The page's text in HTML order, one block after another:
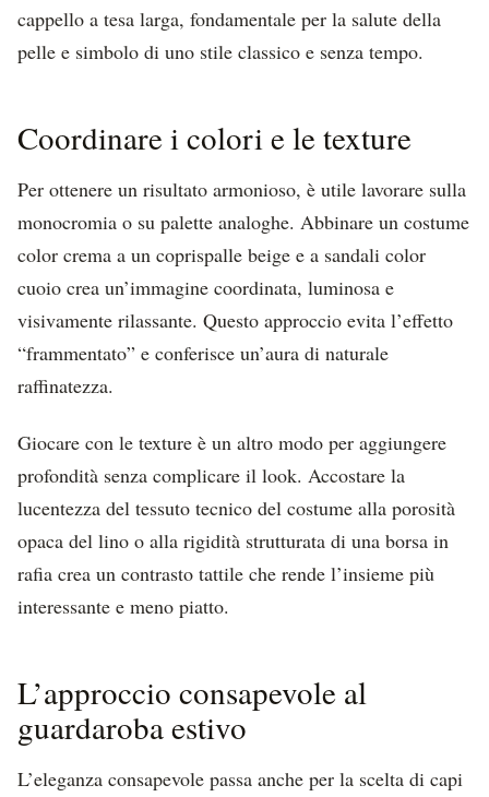
cappello a tesa larga, fondamentale per la salute della
pelle e simbolo di uno stile classico e senza tempo.
Coordinare i colori e le texture
Per ottenere un risultato armonioso, è utile lavorare sulla
monocromia o su palette analoghe. Abbinare un costume
color crema a un coprispalle beige e a sandali color
cuoio crea un’immagine coordinata, luminosa e
visivamente rilassante. Questo approccio evita l’effetto
“frammentato” e conferisce un’aura di naturale
raffinatezza.
Giocare con le texture è un altro modo per aggiungere
profondità senza complicare il look. Accostare la
lucentezza del tessuto tecnico del costume alla porosità
opaca del lino o alla rigidità strutturata di una borsa in
rafia crea un contrasto tattile che rende l’insieme più
interessante e meno piatto.
L’approccio consapevole al
guardaroba estivo
L’eleganza consapevole passa anche per la scelta di capi